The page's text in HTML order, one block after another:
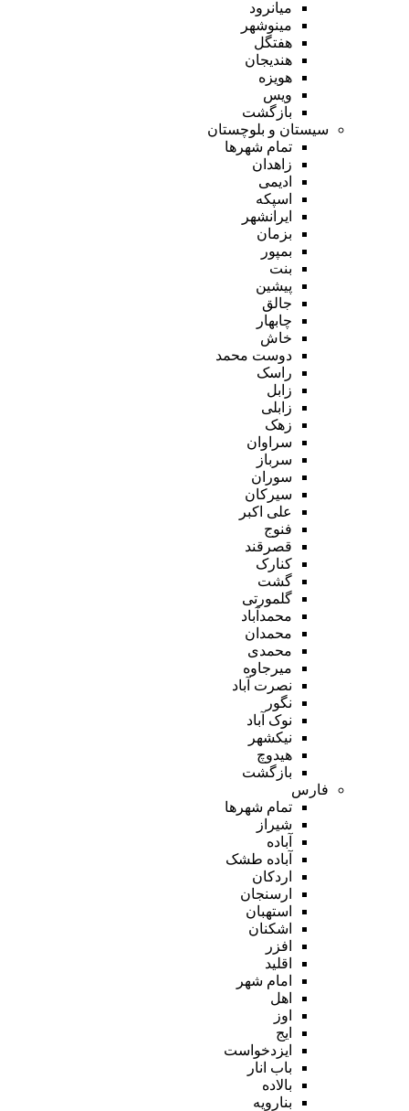
میانرود
مینوشهر
هفتگل
هندیجان
هویزه
ویس
بازگشت
سیستان و بلوچستان
تمام شهر‌ها
زاهدان
ادیمی
اسپکه
ایرانشهر
بزمان
بمپور
بنت
پیشین
جالق
چابهار
خاش
دوست محمد
راسک
زابل
زابلی
زهک
سراوان
سرباز
سوران
سیرکان
علی اکبر
فنوج
قصرقند
کنارک
گشت
گلمورتی
محمدآباد
محمدان
محمدی
میرجاوه
نصرت آباد
نگور
نوک آباد
نیکشهر
هیدوچ
بازگشت
فارس
تمام شهر‌ها
شیراز
آباده
آباده طشک
اردکان
ارسنجان
استهبان
اشکنان
افزر
اقلید
امام شهر
اهل
اوز
ایج
ایزدخواست
باب انار
بالاده
بنارویه